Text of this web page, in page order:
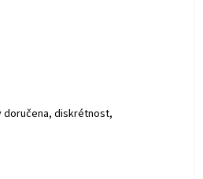
je 5 z 5 hvězdiček.
doručena, diskrétnost,